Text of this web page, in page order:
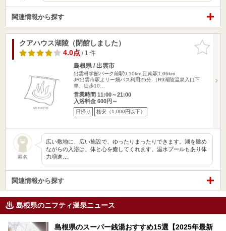
関連情報から探す
お気に入
りに追加
クアハウス湖陵（閉館しました）
4.0点/ 1 件
島根県 / 出雲市
出雲科学館パーク前駅9.10km 江南駅1.06km
JR出雲市駅よリー畑バス利用25分 （R9湖陵温泉入口下
車、徒歩10…
営業時間 11:00～21:00
入浴料金 600円～
日帰り 格安（1,000円以下）
匿名
広い敷地に、広い施設で、ゆったりまったりできます。湖を眺め
ながらの入浴は、体と心を癒してくれます。温水プールもあり体
力増進…
関連情報から探す
島根県のニフティ温泉ニュース
島根県のスーパー銭湯おすすめ15選【2025年最新